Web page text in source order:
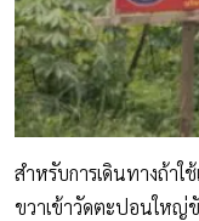
สำหรับการเดินทางถ้าใ
ขวาเข้าวัดตะปอนใหญ่